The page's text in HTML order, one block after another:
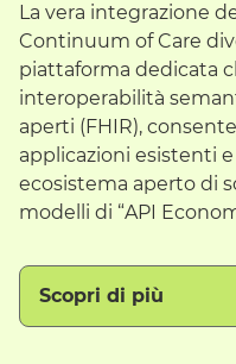
La vera integrazione
Continuum of Care
piattaforma dedicata
interoperabilità
aperti (FHIR),
applicazioni esistenti
ecosistema aperto di
modelli di “API
Scopri di più